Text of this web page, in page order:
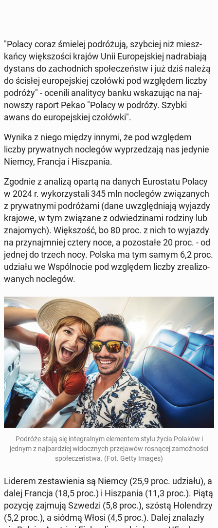
"Polacy coraz śmielej po­dró­żu­ją, szyb­ciej niż miesz­
kań­cy więk­szo­ści krajów Unii Eu­ro­pej­skiej nad­ra­bia­ją
dystans do za­chod­nich spo­łe­czeństw i już dziś należą
do ścisłej eu­ro­pej­skiej czo­łów­ki pod wzglę­dem liczby
podróży" - ocenili ana­li­ty­cy banku wska­zu­jąc na naj­
now­szy raport Pekao "Polacy w podróży. Szybki
awans do eu­ro­pej­skiej czo­łów­ki".
Wynika z niego między innymi, że pod wzglę­dem
liczby pry­wat­nych noc­le­gów wy­prze­dza­ją nas jedynie
Niemcy, Francja i Hisz­pa­nia.
Zgodnie z analizą opartą na danych Eu­ro­sta­tu Polacy
w 2024 r. wy­ko­rzy­sta­li 345 mln noc­le­gów zwią­za­nych
z pry­wat­ny­mi po­dró­ża­mi (dane uwzględ­nia­ją wyjazdy
krajowe, w tym zwią­za­ne z od­wie­dzi­na­mi rodziny lub
zna­jo­mych). Więk­szość, bo 80 proc. z nich to wyjazdy
na przy­naj­mniej cztery noce, a po­zo­sta­łe 20 proc. - od
jednej do trzech nocy. Polska ma tym samym 6,2 proc.
udziału we Wspól­no­cie pod wzglę­dem liczby zre­ali­zo­
wa­nych noc­le­gów.
Podróże stają się in­te­gral­nym ele­men­tem stylu życia Polaków i
jednym z naj­bar­dziej wi­docz­nych prze­ja­wów ro­sną­cej za­moż­no­ści
spo­łe­czeń­stwa. (Fot. Getty Images)
Liderem ze­sta­wie­nia są Niemcy (25,9 proc. udziału), a
dalej Francja (18,5 proc.) i Hisz­pa­nia (11,3 proc.). Piątą
pozycję zajmują Szwedzi (5,8 proc.), szóstą Ho­len­drzy
(5,2 proc.), a siódmą Włosi (4,5 proc.). Dalej zna­la­zły